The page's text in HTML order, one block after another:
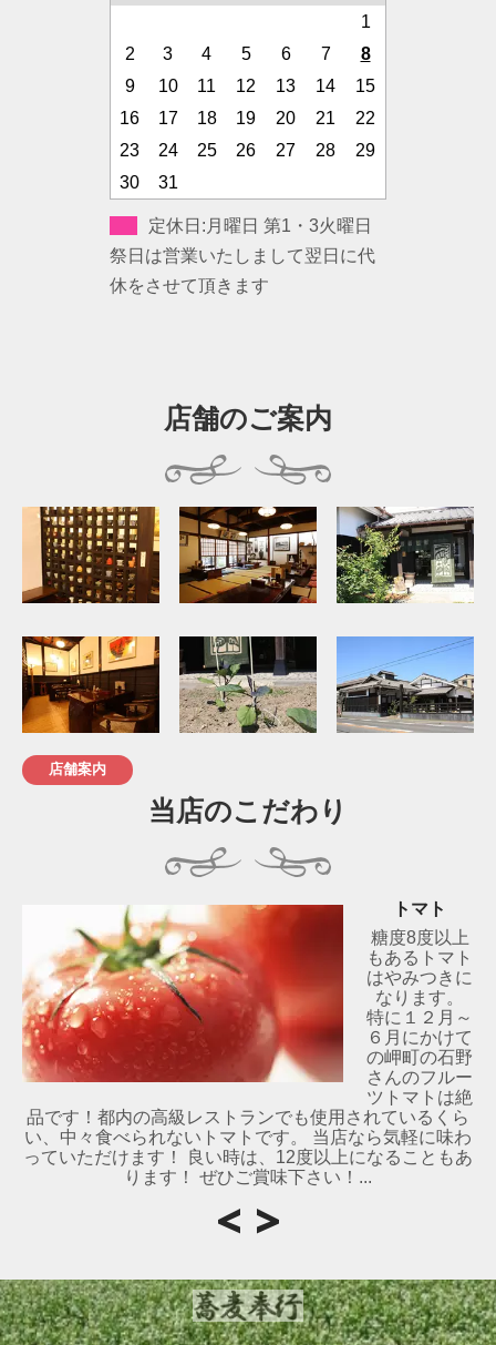
1
2
3 4 5 6 7
8
9
10 11 12 13 14
15
16
17 18 19 20 21
22
23
24 25 26 27 28
29
30
31
定休日:月曜日 第1・3火曜日
祭日は営業いたしまして翌日に代
休をさせて頂きます
店舗のご案内
店舗案内
当店のこだわり
トマト
糖度8度以上
もあるトマト
はやみつきに
なります。
特に１２月～
６月にかけて
の岬町の石野
さんのフルー
ツトマトは絶
品です！都内の高級レストランでも使用されているくら
い、中々食べられないトマトです。 当店なら気軽に味わ
っていただけます！ 良い時は、12度以上になることもあ
ります！ ぜひご賞味下さい！...